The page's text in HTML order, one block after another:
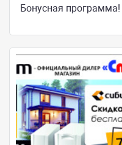
Бонусная программа!